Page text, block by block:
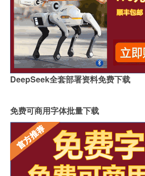
DeepSeek全套部署资料免费下载
免费可商用字体批量下载